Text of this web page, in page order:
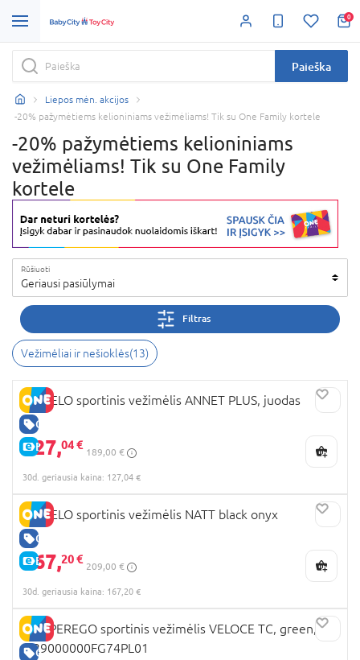
0
Paieška
Liepos mėn. akcijos
-20% pažymėtiems kelioniniams vežimėliams! Tik su One Family kortele
-20% pažymėtiems kelioniniams
vežimėliams! Tik su One Family
kortele
Rūšiuoti
Geriausi pasiūlymai
Filtras
Vežimėliai ir nešioklės(13)
GERA KAINA
E-KAINA
LIONELO sportinis vežimėlis ANNET PLUS, juodas
127,04 €
189,00 €
30d. geriausia kaina: 127,04 €
GERA KAINA
E-KAINA
LIONELO sportinis vežimėlis NATT black onyx
167,20 €
209,00 €
30d. geriausia kaina: 167,20 €
GERA KAINA
PEG PEREGO sportinis vežimėlis VELOCE TC, green,
IP29000000FG74PL01